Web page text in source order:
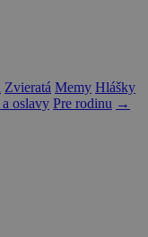
Zvieratá Memy Hlášky
oslavy Pre rodinu →